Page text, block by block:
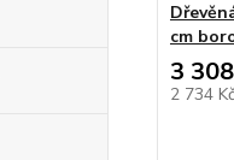
cm
3
2 734 Kč